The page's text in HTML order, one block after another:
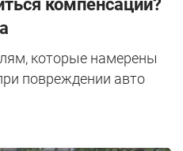
компенсации?
которые намерены
повреждении авто